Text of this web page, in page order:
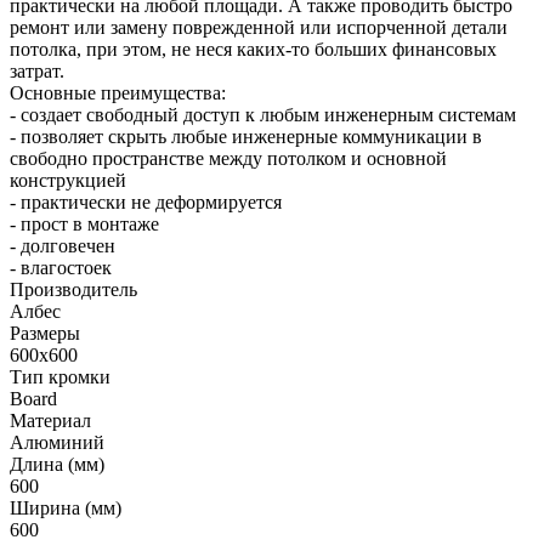
практически на любой площади. А также проводить быстро
ремонт или замену поврежденной или испорченной детали
потолка, при этом, не неся каких-то больших финансовых
затрат.
Основные преимущества:
- создает свободный доступ к любым инженерным системам
- позволяет скрыть любые инженерные коммуникации в
свободно пространстве между потолком и основной
конструкцией
- практически не деформируется
- прост в монтаже
- долговечен
- влагостоек
Производитель
Албес
Размеры
600x600
Тип кромки
Board
Материал
Алюминий
Длина (мм)
600
Ширина (мм)
600